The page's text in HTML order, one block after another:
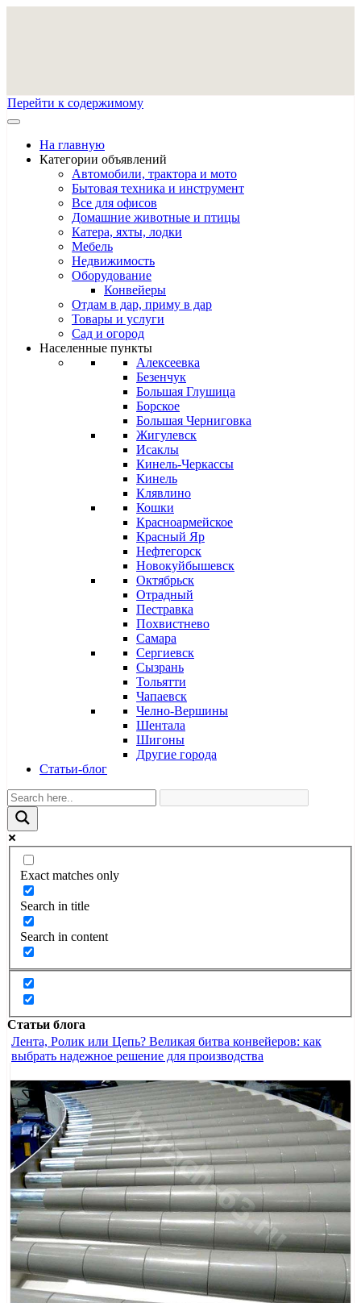
Перейти к содержимому
На главную
Категории объявлений
Автомобили, трактора и мото
Бытовая техника и инструмент
Все для офисов
Домашние животные и птицы
Катера, яхты, лодки
Мебель
Недвижимость
Оборудование
Конвейеры
Отдам в дар, приму в дар
Товары и услуги
Сад и огород
Населенные пункты
Алексеевка
Безенчук
Большая Глушица
Борское
Большая Черниговка
Жигулевск
Исаклы
Кинель-Черкассы
Кинель
Клявлино
Кошки
Красноармейское
Красный Яр
Нефтегорск
Новокуйбышевск
Октябрьск
Отрадный
Пестравка
Похвистнево
Самара
Сергиевск
Сызрань
Тольятти
Чапаевск
Челно-Вершины
Шентала
Шигоны
Другие города
Статьи-блог
Exact matches only
Search in title
Search in content
Статьи блога
Лента, Ролик или Цепь? Великая битва конвейеров: как
выбрать надежное решение для производства